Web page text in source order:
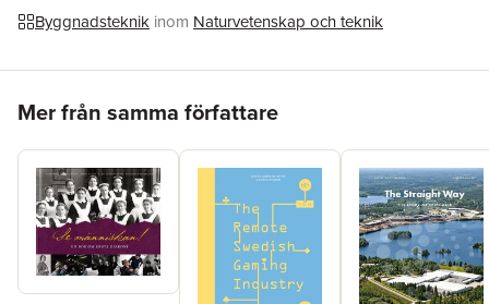
Byggnadsteknik inom Naturvetenskap och teknik
Mer från samma författare